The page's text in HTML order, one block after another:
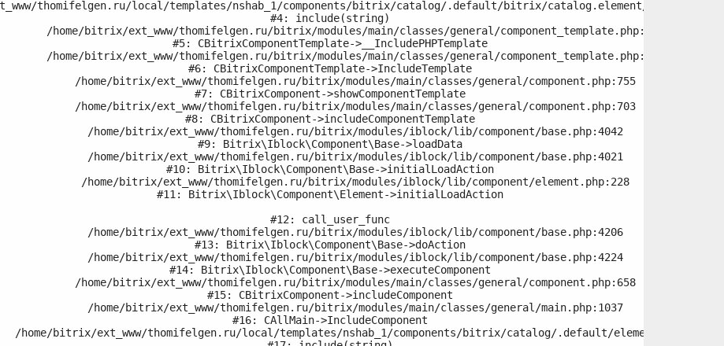
#4: include(string)
#5: CBitrixComponentTemplate->__IncludePHPTemplate
#6: CBitrixComponentTemplate->IncludeTemplate
#7: CBitrixComponent->showComponentTemplate
#8: CBitrixComponent->includeComponentTemplate
#9: Bitrix\Iblock\Component\Base->loadData
#10: Bitrix\Iblock\Component\Base->initialLoadAction
#11: Bitrix\Iblock\Component\Element->initialLoadAction
#12: call_user_func
#13: Bitrix\Iblock\Component\Base->doAction
#14: Bitrix\Iblock\Component\Base->executeComponent
#15: CBitrixComponent->includeComponent
#16: CAllMain->IncludeComponent